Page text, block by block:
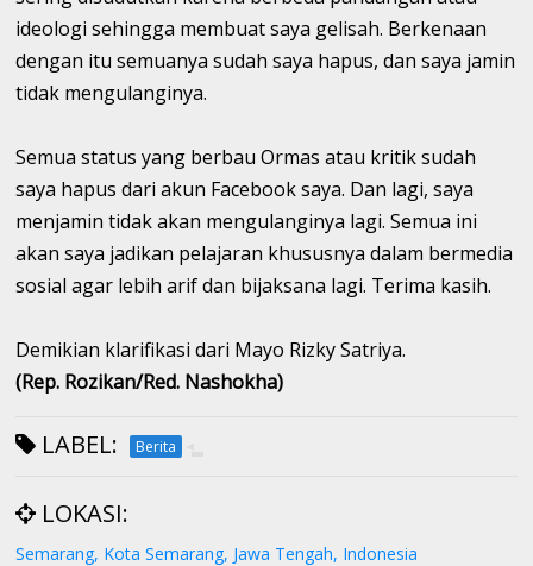
ideologi sehingga membuat saya gelisah. Berkenaan
dengan itu semuanya sudah saya hapus, dan saya jamin
tidak mengulanginya.
Semua status yang berbau Ormas atau kritik sudah
saya hapus dari akun Facebook saya. Dan lagi, saya
menjamin tidak akan mengulanginya lagi. Semua ini
akan saya jadikan pelajaran khususnya dalam bermedia
sosial agar lebih arif dan bijaksana lagi. Terima kasih.
Demikian klarifikasi dari Mayo Rizky Satriya.
(Rep. Rozikan/Red. Nashokha)
LABEL: Berita
LOKASI:
Semarang, Kota Semarang, Jawa Tengah, Indonesia